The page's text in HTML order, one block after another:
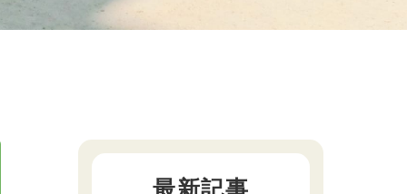
最新記事